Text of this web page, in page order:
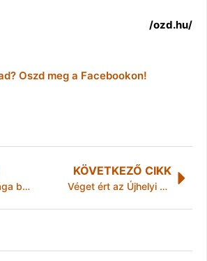
/ozd.hu/
Oszd meg a Facebookon!
Lebuknak a drága bankszámlák! – elindult a Bankváltás.hu portál
KÖVETKEZŐ CIKK
Véget ért az Újhelyi Napok egy hetes rendezvénysorozata